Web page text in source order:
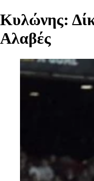
Κυλώνης:
Αλαβές